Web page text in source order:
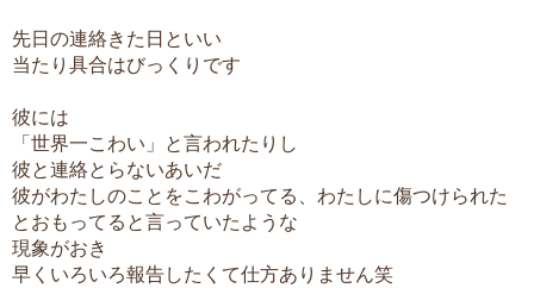
先日の連絡きた日といい
当たり具合はびっくりです
彼には
「世界一こわい」と言われたりし
彼と連絡とらないあいだ
彼がわたしのことをこわがってる、わたしに傷つけられた
とおもってると言っていたような
現象がおき
早くいろいろ報告したくて仕方ありません笑